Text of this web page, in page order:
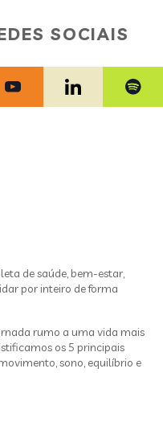
SOCIAIS
de saúde, bem-estar,
por inteiro de forma
rumo a uma vida mais
os 5 principais
sono, equilíbrio e